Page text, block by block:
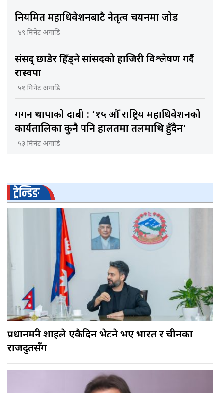
नियमित महाधिवेशनबाटै नेतृत्व चयनमा जोड
४९ मिनेट अगाडि
संसद् छाडेर हिँड्ने सांसदको हाजिरी विश्लेषण गर्दै
रास्वपा
५१ मिनेट अगाडि
गगन थापाको दाबी : ‘१५ औँ राष्ट्रिय महाधिवेशनको
कार्यतालिका कुनै पनि हालतमा तलमाथि हुँदैन’
५३ मिनेट अगाडि
ट्रेन्डिङ
प्रधानमन्त्री शाहले एकैदिन भेटने भए भारत र चीनका
राजदुतसँग